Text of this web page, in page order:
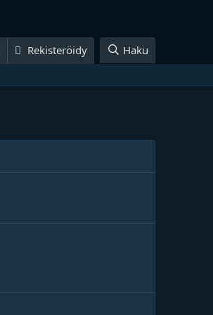
Rekisteröidy Haku